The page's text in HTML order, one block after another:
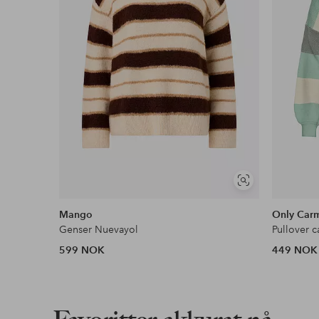
Vis
Mango
Genser Nuevayol
599 NOK
Only
Pullover
449 NOK